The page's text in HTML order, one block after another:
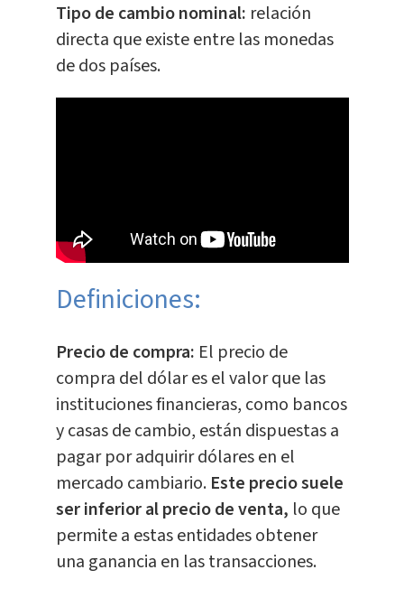
Tipo de cambio nominal: relación
directa que existe entre las monedas
de dos países.
Definiciones:
Precio de compra: El precio de
compra del dólar es el valor que las
instituciones financieras, como bancos
y casas de cambio, están dispuestas a
pagar por adquirir dólares en el
mercado cambiario. Este precio suele
ser inferior al precio de venta, lo que
permite a estas entidades obtener
una ganancia en las transacciones.